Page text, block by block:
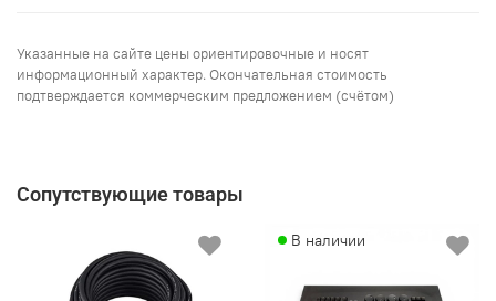
Указанные на сайте цены ориентировочные и носят
информационный характер. Окончательная стоимость
подтверждается коммерческим предложением (счётом)
Сопутствующие товары
В наличии